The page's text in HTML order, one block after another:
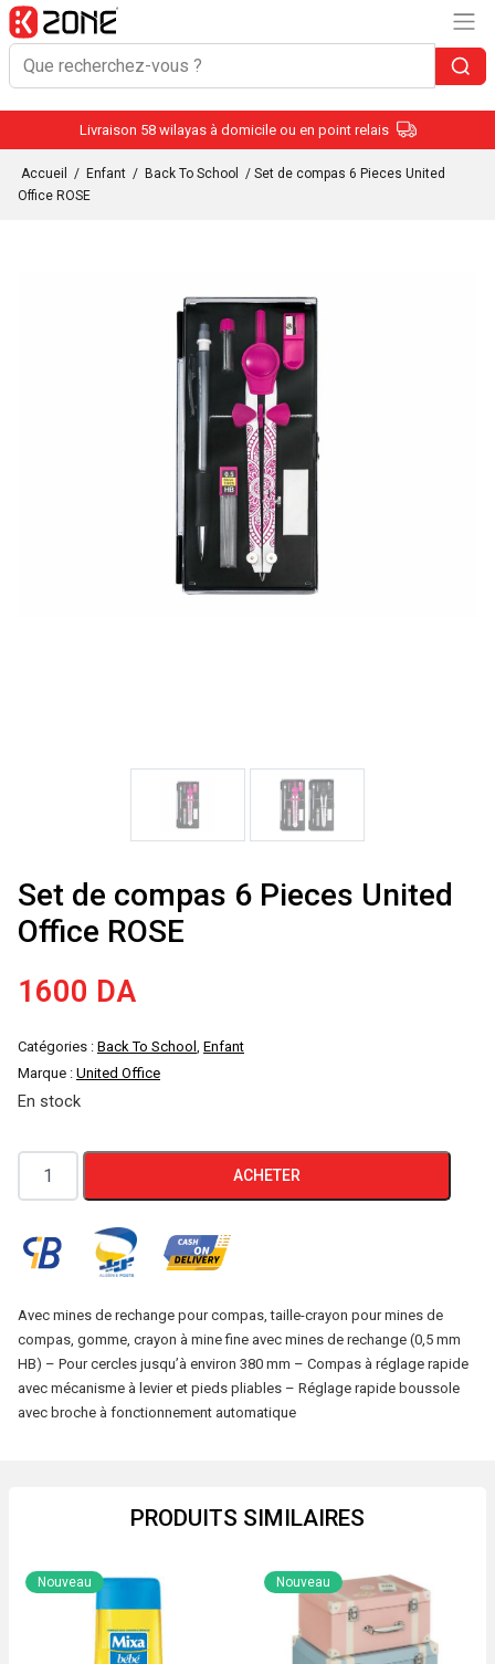
Livraison 58 wilayas à domicile ou en point relais
Accueil / Enfant / Back To School
/ Set de compas 6 Pieces United
Office ROSE
Set de compas 6 Pieces United
Office ROSE
1600 DA
Catégories : Back To School , Enfant
Marque : United Office
En stock
quantité
de
de
6
Pieces
United
Office
ACHETER
Avec mines de rechange pour compas, taille-crayon pour mines de
compas, gomme, crayon à mine fine avec mines de rechange (0,5 mm
HB) – Pour cercles jusqu’à environ 380 mm – Compas à réglage rapide
avec mécanisme à levier et pieds pliables – Réglage rapide boussole
avec broche à fonctionnement automatique
PRODUITS SIMILAIRES
Nouveau Nouveau